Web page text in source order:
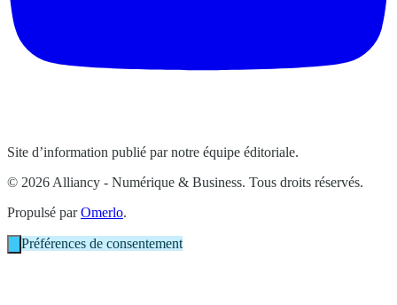
Site d’information publié par notre équipe éditoriale.
© 2026 Alliancy - Numérique & Business. Tous droits réservés.
Propulsé parOmerlo.
Préférences de consentement